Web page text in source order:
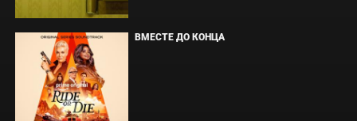
ВМЕСТЕ ДО КОНЦА